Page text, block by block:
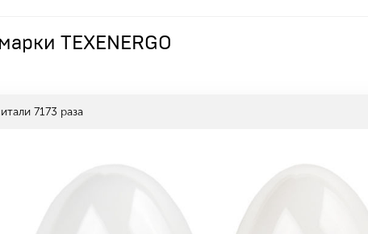
TEXENERGO
7173 раза